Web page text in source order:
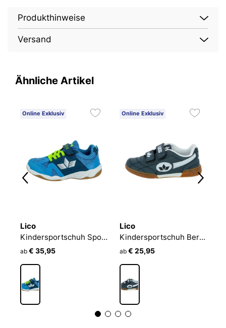
Produkthinweise
Versand
Ähnliche Artikel
Online Exklusiv
Lico
Kindersportschuh Sport VS
ab € 35,95
Online Exklusiv
Lico
Kindersportschuh Bernie V
ab € 25,95